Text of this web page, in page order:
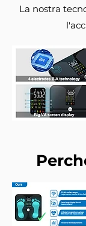
La nostra